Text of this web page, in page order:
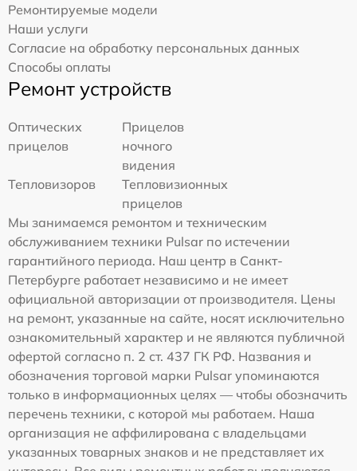
Ремонтируемые модели
Наши услуги
Согласие на обработку персональных данных
Способы оплаты
Ремонт устройств
Оптических
прицелов
Прицелов
ночного
видения
Тепловизоров
Тепловизионных
прицелов
Мы занимаемся ремонтом и техническим
обслуживанием техники Pulsar по истечении
гарантийного периода. Наш центр в Санкт-
Петербурге работает независимо и не имеет
официальной авторизации от производителя. Цены
на ремонт, указанные на сайте, носят исключительно
ознакомительный характер и не являются публичной
офертой согласно п. 2 ст. 437 ГК РФ. Названия и
обозначения торговой марки Pulsar упоминаются
только в информационных целях — чтобы обозначить
перечень техники, с которой мы работаем. Наша
организация не аффилирована с владельцами
указанных товарных знаков и не представляет их